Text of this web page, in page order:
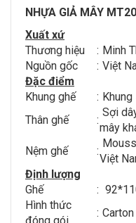
NHỰA GIẢ MÂY
Xuất xứ
Thương hiệu
: Minh
Nguồn gốc
: Việt
Đặc điểm
Khung ghế
:
Thân ghế
:
Sợi
mây
Nệm ghế
:
Việt
Định lượng
Ghế
:
Hình thức
: